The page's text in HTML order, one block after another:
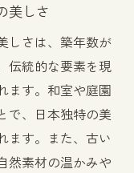
美しさ
しさは、築年数が
伝統的な要素を現
ます。和室や庭園
で、日本独特の美
ます。また、古い
然素材の温かみや